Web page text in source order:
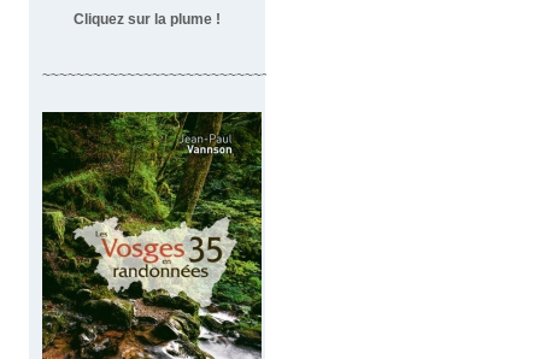
Cliquez sur la plume !
~~~~~~~~~~~~~~~~~~~~~~~~~~~~~~~~~~